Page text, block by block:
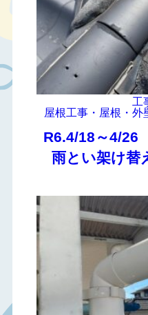
工
屋根工事・屋根・
R6.4/18～4/
雨とい架け替